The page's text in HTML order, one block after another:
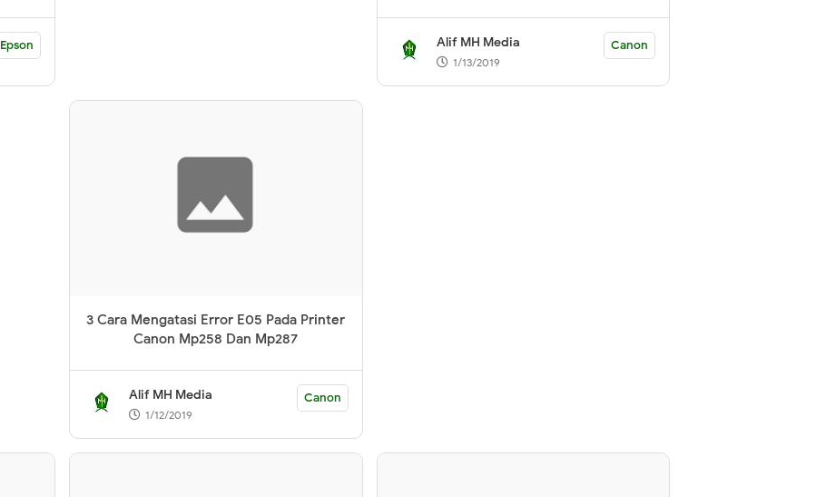
Epson Alif MH Media
1/13/2019
Canon
3 Cara Mengatasi Error E05 Pada Printer
Canon Mp258 Dan Mp287
Alif MH Media
1/12/2019
Canon